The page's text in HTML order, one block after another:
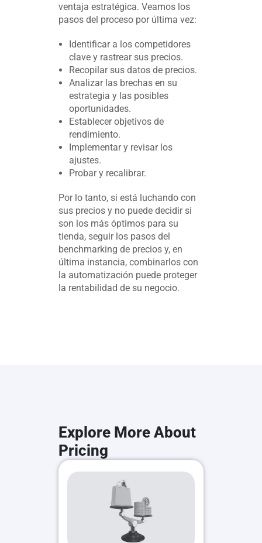
ventaja estratégica. Veamos los
pasos del proceso por última vez:
Identificar a los competidores
clave y rastrear sus precios.
Recopilar sus datos de precios.
Analizar las brechas en su
estrategia y las posibles
oportunidades.
Establecer objetivos de
rendimiento.
Implementar y revisar los
ajustes.
Probar y recalibrar.
Por lo tanto, si está luchando con
sus precios y no puede decidir si
son los más óptimos para su
tienda, seguir los pasos del
benchmarking de precios y, en
última instancia, combinarlos con
la automatización puede proteger
la rentabilidad de su negocio.
Explore More About
Pricing